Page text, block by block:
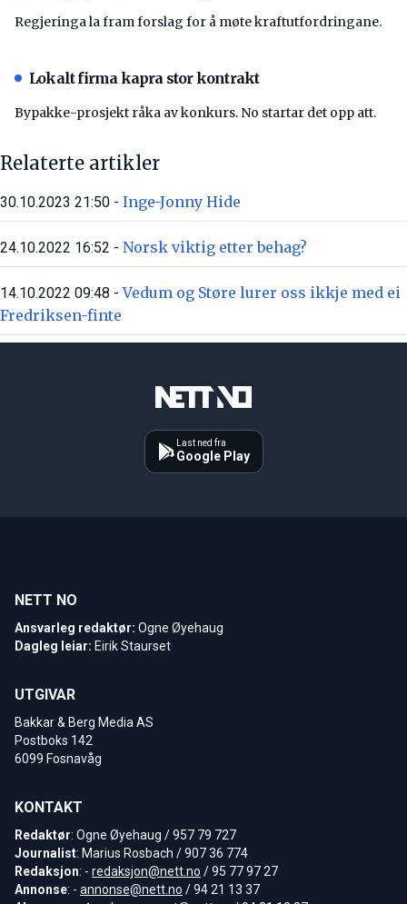
Regjeringa la fram forslag for å møte kraftutfordringane.
Lokalt firma kapra stor kontrakt
Bypakke-prosjekt råka av konkurs. No startar det opp att.
Relaterte artikler
30.10.2023 21:50 - Inge-Jonny Hide
24.10.2022 16:52 - Norsk viktig etter behag?
14.10.2022 09:48 -Vedum og Støre lurer oss ikkje med ei
Fredriksen-finte
Last ned fra
Google Play
NETT NO
Ansvarleg redaktør: Ogne Øyehaug
Dagleg leiar: Eirik Staurset
UTGIVAR
Bakkar & Berg Media AS
Postboks 142
6099 Fosnavåg
KONTAKT
Redaktør: Ogne Øyehaug / 957 79 727
Journalist: Marius Rosbach / 907 36 774
Redaksjon: - redaksjon@nett.no / 95 77 97 27
Annonse: - annonse@nett.no / 94 21 13 37